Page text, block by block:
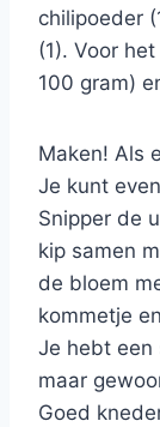
chilipoeder
(1). Voor
100 gram)
Maken! Als
Je kunt
Snipper de
kip samen
de bloem
kommetje
Je hebt een
maar
Goed